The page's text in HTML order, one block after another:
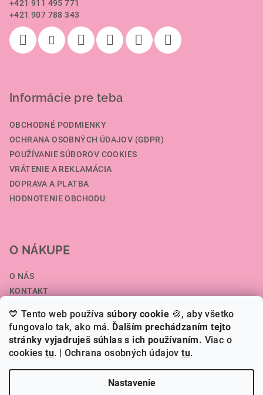
💙 Tento web používa súbory cookie 🍪, aby všetko
fungovalo tak, ako má. Ďalším prechádzaním tejto
stránky vyjadruješ súhlas s ich používaním. Viac o
cookiestu. | Ochrana osobných údajovtu.
Nastavenie
+421 911 495 771
+421 907 788 343
Informácie pre teba
OBCHODNÉ PODMIENKY
OCHRANA OSOBNÝCH ÚDAJOV (GDPR)
POUŽÍVANIE SÚBOROV COOKIES
VRÁTENIE A REKLAMÁCIA
DOPRAVA A PLATBA
HODNOTENIE OBCHODU
O NÁKUPE
O NÁS
KONTAKT
ČLÁNKY
HERI.SK. Všetky práva vyhradené.